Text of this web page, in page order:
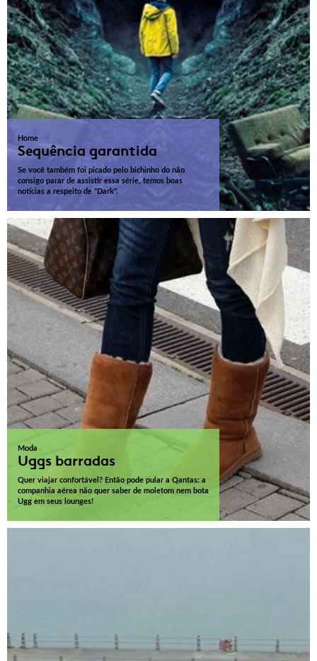
Home
Sequência garantida
Se você também foi picado pelo bichinho do não
consigo parar de assistir essa série, temos boas
notícias a respeito de "Dark".
Moda
Uggs barradas
Quer viajar confortável? Então pode pular a Qantas: a
companhia aérea não quer saber de moletom nem bota
Ugg em seus lounges!